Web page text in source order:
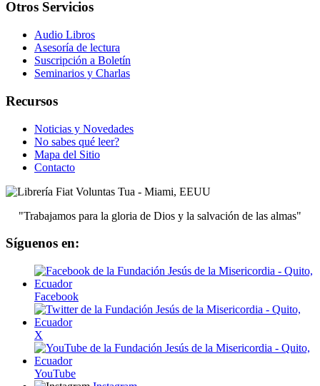
Otros Servicios
Audio Libros
Asesoría de lectura
Suscripción a Boletín
Seminarios y Charlas
Recursos
Noticias y Novedades
No sabes qué leer?
Mapa del Sitio
Contacto
"Trabajamos para la gloria de Dios y la salvación de las almas"
Síguenos en:
Facebook
X
YouTube